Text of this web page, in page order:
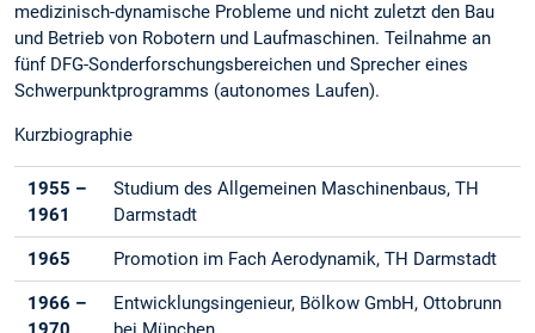
medizinisch-dynamische Probleme und nicht zuletzt den Bau
und Betrieb von Robotern und Laufmaschinen. Teilnahme an
fünf DFG-Sonderforschungsbereichen und Sprecher eines
Schwerpunktprogramms (autonomes Laufen).
Kurzbiographie
1955 –
1961
Studium des Allgemeinen Maschinenbaus, TH
Darmstadt
1965 Promotion im Fach Aerodynamik, TH Darmstadt
1966 –
Entwicklungsingenieur, Bölkow GmbH, Ottobrunn